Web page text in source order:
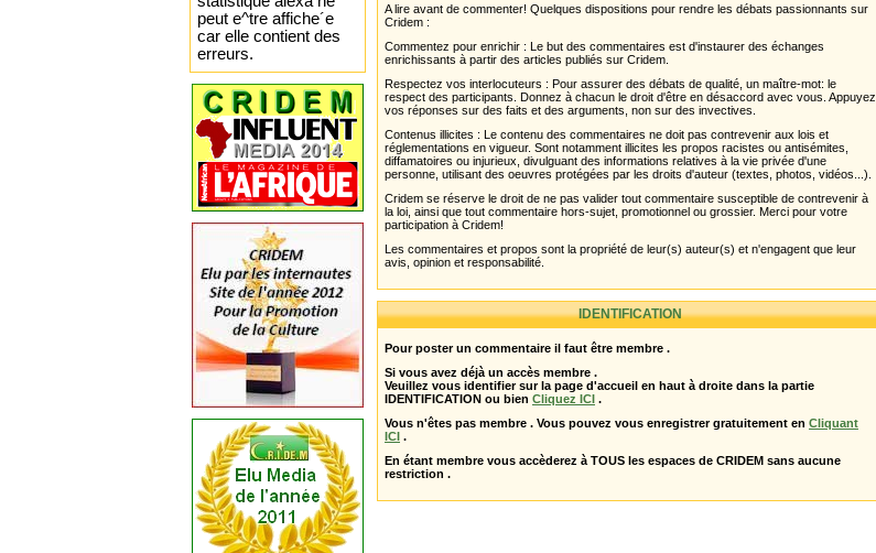
A lire avant de commenter! Quelques dispositions pour rendre les débats passionnants sur
Cridem :
Commentez pour enrichir : Le but des commentaires est d'instaurer des échanges
enrichissants à partir des articles publiés sur Cridem.
Respectez vos interlocuteurs : Pour assurer des débats de qualité, un maître-mot: le
respect des participants. Donnez à chacun le droit d'être en désaccord avec vous. Appuyez
vos réponses sur des faits et des arguments, non sur des invectives.
Contenus illicites : Le contenu des commentaires ne doit pas contrevenir aux lois et
réglementations en vigueur. Sont notamment illicites les propos racistes ou antisémites,
diffamatoires ou injurieux, divulguant des informations relatives à la vie privée d'une
personne, utilisant des oeuvres protégées par les droits d'auteur (textes, photos, vidéos...).
Cridem se réserve le droit de ne pas valider tout commentaire susceptible de contrevenir à
la loi, ainsi que tout commentaire hors-sujet, promotionnel ou grossier. Merci pour votre
participation à Cridem!
Les commentaires et propos sont la propriété de leur(s) auteur(s) et n'engagent que leur
avis, opinion et responsabilité.
IDENTIFICATION
Pour poster un commentaire il faut être membre .
Si vous avez déjà un accès membre .
Veuillez vous identifier sur la page d'accueil en haut à droite dans la partie
IDENTIFICATION ou bien Cliquez ICI .
Vous n'êtes pas membre . Vous pouvez vous enregistrer gratuitement en Cliquant
ICI .
En étant membre vous accèderez à TOUS les espaces de CRIDEM sans aucune
restriction .